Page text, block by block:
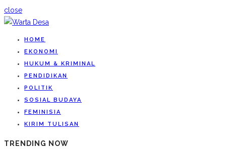
close
HOME
EKONOMI
HUKUM & KRIMINAL
PENDIDIKAN
POLITIK
SOSIAL BUDAYA
FEMINISIA
KIRIM TULISAN
TRENDING NOW